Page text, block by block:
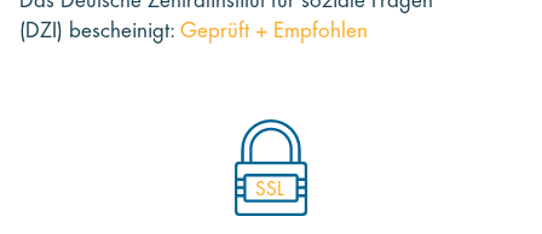
(DZI) bescheinigt: Geprüft + Empfohlen
SSL